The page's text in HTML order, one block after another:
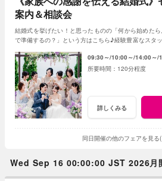
案内＆相談会
結婚式を挙げたい！と思ったものの「何から始めた
で準備するの？」という方はこちら♪経験豊富なスタ
09:30～ 10:00～ 14:00～
120分程度
詳しくみる
同日開催の他のフェアを見る
Wed Sep 16 00:00:00 JST 2026月